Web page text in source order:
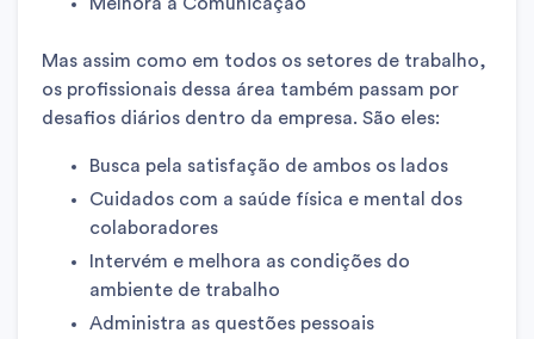
Mas assim como em todos os setores de trabalho,
os profissionais dessa área também passam por
desafios diários dentro da empresa. São eles:
Busca pela satisfação de ambos os lados
Cuidados com a saúde física e mental dos
colaboradores
Intervém e melhora as condições do
ambiente de trabalho
Administra as questões pessoais